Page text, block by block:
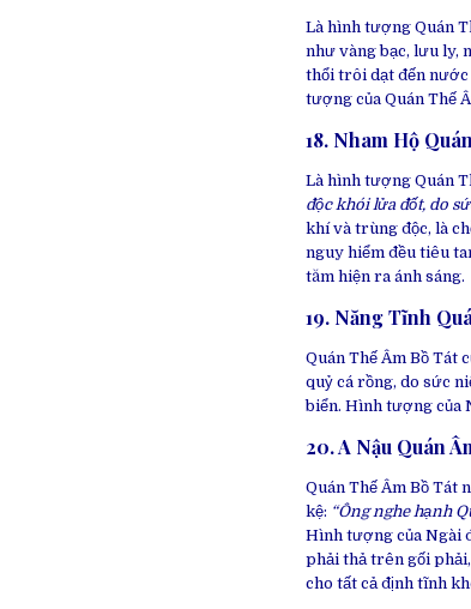
Là hình tượng Quán
như vàng bạc, lưu ly,
thổi trôi dạt đến nước
tượng của Quán Thế
18. Nham Hộ
Là hình tượng Quán
độc khói lửa đốt, do
khí và trùng độc, là
nguy hiểm đều tiêu
tăm hiện ra ánh sáng.
19. Năng Tĩnh
Quán Thế Âm Bồ Tát
quỷ cá rồng, do sức
biển. Hình tượng của
20. A Nậu Quán
Quán Thế Âm Bồ Tát
kệ: “Ông nghe hạnh
Hình tượng của Ngài
phải thả trên gối
cho tất cả định tĩnh